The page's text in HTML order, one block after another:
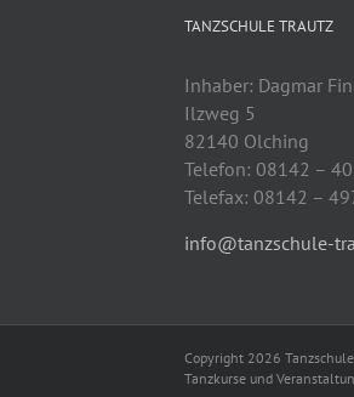
TANZSCHULE TRAUTZ
Inhaber: Dagmar
Ilzweg 5
82140 Olching
Telefon: 08142 –
Telefax: 08142 –
info@tanzschule-
Copyright 2026
Tanzkurse und